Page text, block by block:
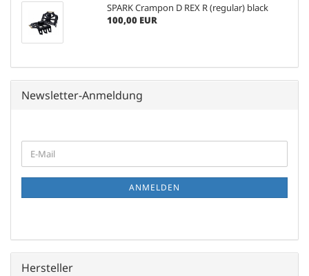
SPARK Crampon D REX R (regular) black
100,00 EUR
Newsletter-Anmeldung
ZUR
NEWSLETTER-
E-
Mail
ANMELDEN
Hersteller